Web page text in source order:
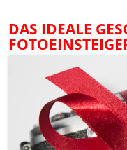
DAS IDEALE